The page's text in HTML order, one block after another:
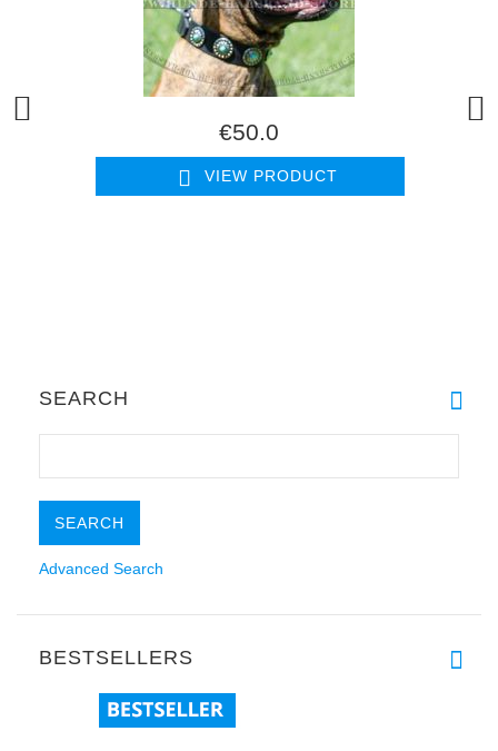
€50.0
VIEW PRODUCT
SEARCH
Advanced Search
BESTSELLERS